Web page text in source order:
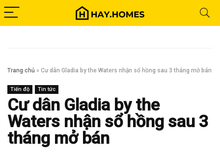
Trang chủ » Cư dân Gladia by the Waters nhận sổ hồng sau 3 tháng mở bán
Tiến độ Tin tức
Cư dân Gladia by the
Waters nhận sổ hồng sau 3
tháng mở bán